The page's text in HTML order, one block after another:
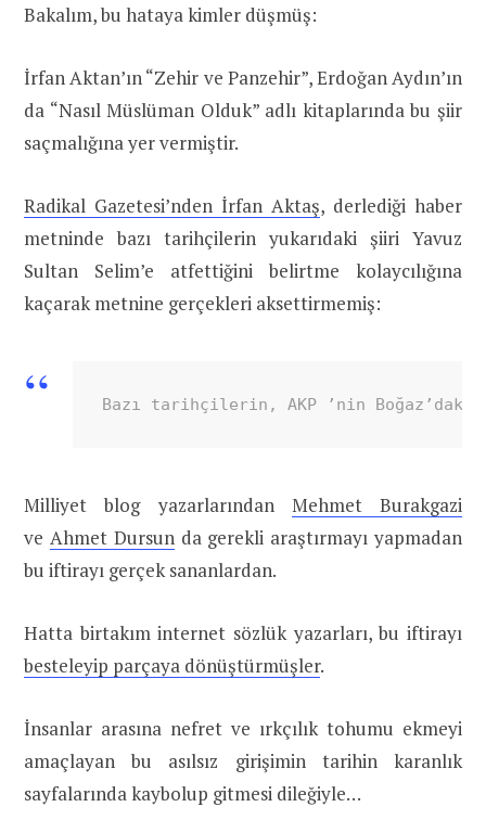
Bakalım, bu hataya kimler düşmüş:
İrfan Aktan’ın “Zehir ve Panzehir”, Erdoğan Aydın’ın
da “Nasıl Müslüman Olduk” adlı kitaplarında bu şiir
saçmalığına yer vermiştir.
Radikal Gazetesi’nden İrfan Aktaş, derlediği haber
metninde bazı tarihçilerin yukarıdaki şiiri Yavuz
Sultan Selim’e atfettiğini belirtme kolaycılığına
kaçarak metnine gerçekleri aksettirmemiş:
Bazı tarihçilerin, AKP ’nin Boğaz’daki
Milliyet blog yazarlarından Mehmet Burakgazi
ve Ahmet Dursunda gerekli araştırmayı yapmadan
bu iftirayı gerçek sananlardan.
Hatta birtakım internet sözlük yazarları, bu iftirayı
besteleyip parçaya dönüştürmüşler.
İnsanlar arasına nefret ve ırkçılık tohumu ekmeyi
amaçlayan bu asılsız girişimin tarihin karanlık
sayfalarında kaybolup gitmesi dileğiyle…